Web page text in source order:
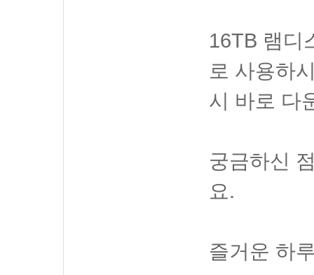
16TB 램디
로 사용하
시 바로 다
궁금하신
요.
즐거운 하